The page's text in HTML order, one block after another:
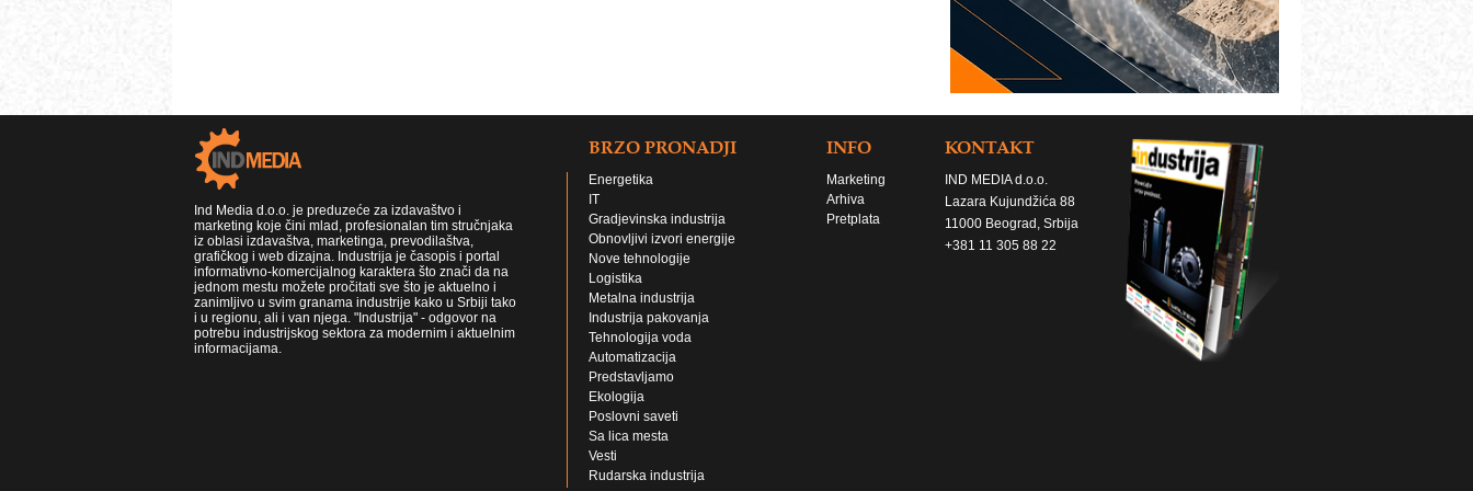
Ind Media d.o.o. je preduzeće za izdavaštvo i
marketing koje čini mlad, profesionalan tim stručnjaka
iz oblasi izdavaštva, marketinga, prevodilaštva,
grafičkog i web dizajna. Industrija je časopis i portal
informativno-komercijalnog karaktera što znači da na
jednom mestu možete pročitati sve što je aktuelno i
zanimljivo u svim granama industrije kako u Srbiji tako
i u regionu, ali i van njega. "Industrija" - odgovor na
potrebu industrijskog sektora za modernim i aktuelnim
informacijama.
BRZO PRONADJI
Energetika
IT
Gradjevinska industrija
Obnovljivi izvori energije
Nove tehnologije
Logistika
Metalna industrija
Industrija pakovanja
Tehnologija voda
Automatizacija
Predstavljamo
Ekologija
Poslovni saveti
Sa lica mesta
Vesti
Rudarska industrija
INFO
Marketing
Arhiva
Pretplata
KONTAKT
IND MEDIA d.o.o.
Lazara Kujundžića 88
11000 Beograd, Srbija
+381 11 305 88 22